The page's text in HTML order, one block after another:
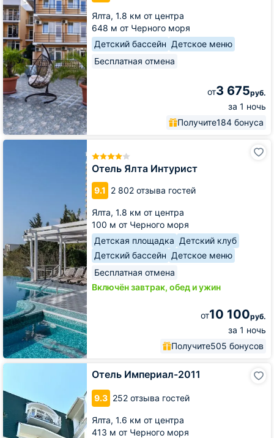
Ялта, 1.8 км от центра
648 м от Черного моря
Детский бассейн Детское меню
Бесплатная отмена
от3 675руб.
за 1 ночь
Получите184 бонуса
Отель Ялта Интурист
9.1 2 802 отзыва гостей
Ялта, 1.8 км от центра
100 м от Черного моря
Детская площадка Детский клуб
Детский бассейн Детское меню
Бесплатная отмена
Включён завтрак, обед и ужин
от10 100руб.
за 1 ночь
Получите505 бонусов
Отель
Отель Империал-2011
9.3 252 отзыва гостей
Ялта, 1.6 км от центра
413 м от Черного моря
Отель